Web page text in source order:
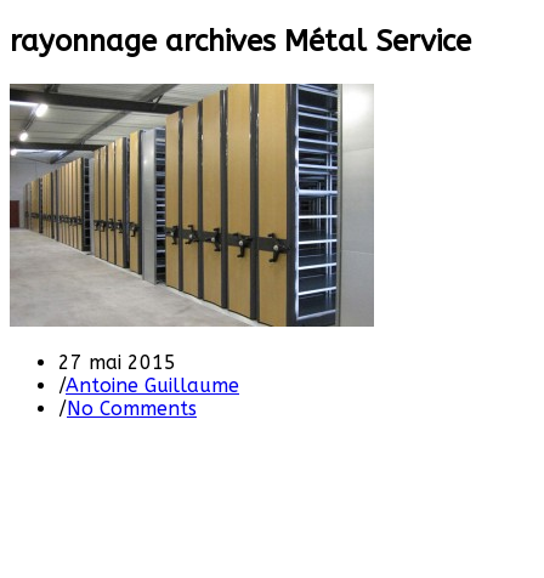
rayonnage archives Métal Service
27 mai 2015
/Antoine Guillaume
/No Comments